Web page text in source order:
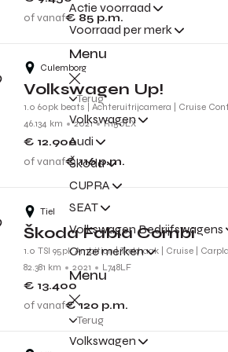
Actie voorraad
Voorraad per merk
Menu
Terug
Volkswagen
Audi
Škoda
CUPRA
SEAT
Volkswagen Bedrijfswagens
Onze merken
Menu
Terug
Volkswagen
of vanaf€ 85 p.m.
Culemborg
Volkswagen Up!
1.0 60pk beats | Achteruitrijcamera | Cruise
46.134 km
2021 R150LX
€ 12.900
of vanaf€ 116p.m.
Tiel
Škoda Fabia Combi
1.0 TSI 95pk Ambition | Trekhaak | Cruise |
82.381 km
2021 L748LF
€ 13.400
of vanaf€ 120 p.m.